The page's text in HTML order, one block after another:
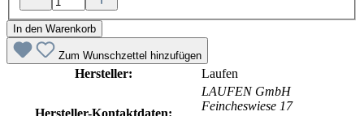
In den Warenkorb
Zum Wunschzettel hinzufügen
Hersteller: Laufen
Hersteller-Kontaktdaten:
LAUFEN GmbH
Feincheswiese 17